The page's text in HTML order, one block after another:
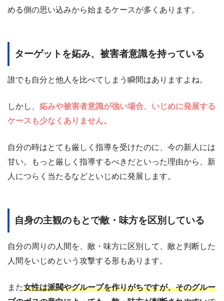
める側の思い込みから始まるケースが多くあります。
ターゲットを妬み、被害者意識を持っている
誰でも自分と他人を比べてしまう瞬間はありますよね。
しかし、 妬みや被害者意識が強い場合、いじめに発展する
ケースも少なくありません。
自分の時はとても厳しく指導を受けたのに、今の新人には
甘い。もっと厳しく指導するべきだといった理由から、新
人につらく当たるなどといじめに発展します。
自身の主観のもとで敵・味方を区別している
自分の周りの人間を、敵・味方に区別して、敵と判断した
人間をいじめという攻撃する形もあります。
また女性は派閥やグループを作りがちですが、そのグルー